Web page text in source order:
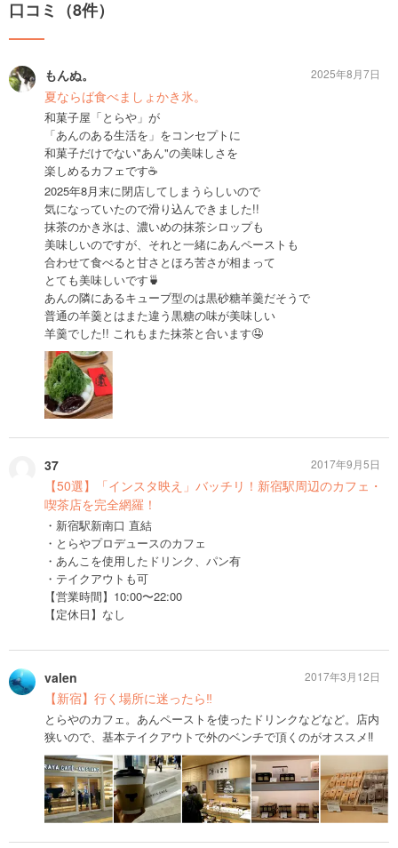
口コミ（8件）
もんぬ。
夏ならば食べましょかき氷。
和菓子屋「とらや」が
「あんのある生活を」をコンセプトに
和菓子だけでない"あん"の美味しさを
楽しめるカフェです☕️
2025年8月末に閉店してしまうらしいので
気になっていたので滑り込んできました!!
抹茶のかき氷は、濃いめの抹茶シロップも
美味しいのですが、それと一緒にあんペーストも
合わせて食べると甘さとほろ苦さが相まって
とても美味しいです🍵
あんの隣にあるキューブ型のは黒砂糖羊羹だそうで
普通の羊羹とはまた違う黒糖の味が美味しい
羊羹でした!! これもまた抹茶と合います🤤
2025年8月7日
37
【50選】「インスタ映え」バッチリ！新宿駅周辺のカフェ・
喫茶店を完全網羅！
・新宿駅新南口 直結
・とらやプロデュースのカフェ
・あんこを使用したドリンク、パン有
・テイクアウトも可
【営業時間】10:00〜22:00
【定休日】なし
2017年9月5日
valen
【新宿】行く場所に迷ったら‼
とらやのカフェ。あんペーストを使ったドリンクなどなど。店内
狭いので、基本テイクアウトで外のベンチで頂くのがオススメ‼
2017年3月12日